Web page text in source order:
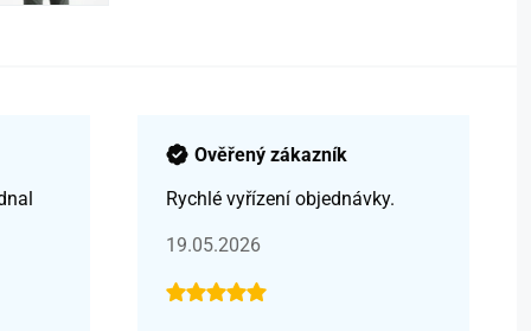
Ověřený zákazník
Rychlé vyřízení objednávky.
19.05.2026